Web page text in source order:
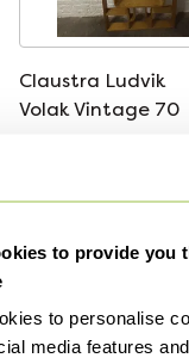
to provide you
to personalise
media features
Claustra Ludvik
Volak Vintage 70